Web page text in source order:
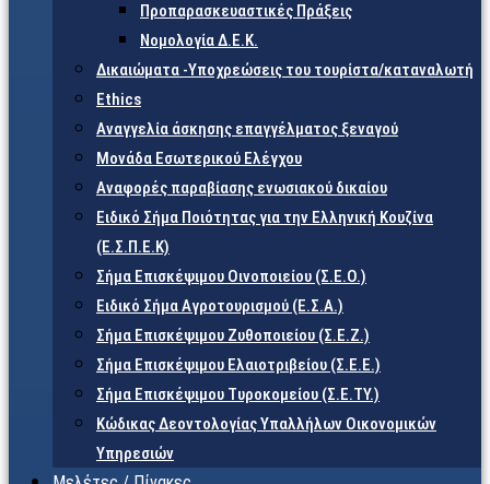
Προπαρασκευαστικές Πράξεις
Νομολογία Δ.Ε.Κ.
Δικαιώματα -Υποχρεώσεις του τουρίστα/καταναλωτή
Ethics
Αναγγελία άσκησης επαγγέλματος ξεναγού
Μονάδα Εσωτερικού Ελέγχου
Αναφορές παραβίασης ενωσιακού δικαίου
Ειδικό Σήμα Ποιότητας για την Ελληνική Κουζίνα
(Ε.Σ.Π.Ε.Κ)
Σήμα Επισκέψιμου Οινοποιείου (Σ.Ε.Ο.)
Ειδικό Σήμα Αγροτουρισμού (Ε.Σ.Α.)
Σήμα Επισκέψιμου Ζυθοποιείου (Σ.Ε.Ζ.)
Σήμα Επισκέψιμου Ελαιοτριβείου (Σ.Ε.Ε.)
Σήμα Επισκέψιμου Τυροκομείου (Σ.Ε.TY.)
Κώδικας Δεοντολογίας Υπαλλήλων Οικονομικών
Υπηρεσιών